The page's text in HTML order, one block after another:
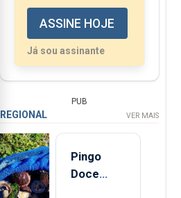
Hugo Correia (PSD), ter
detetado que a viatura
que era utilizado para
este serviço
encontrava-se...
ASSINE HOJE
Já sou assinante
PUB
REGIONAL VER MAIS
Pingo
Doce